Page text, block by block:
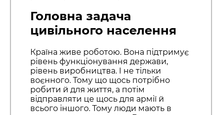
Головна задача
цивільного населення
Країна живе роботою. Вона підтримує
рівень функціонування держави,
рівень виробництва. І не тільки
воєнного. Тому що щось потрібно
робити й для життя, а потім
відправляти це щось для армії й
всього іншого. Тому люди мають в